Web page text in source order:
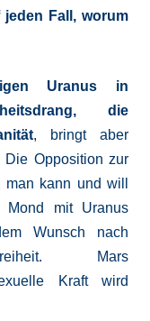
jeden Fall, worum
Uranus in
die
, bringt aber
Die Opposition zur
kann und will
Mond mit Uranus
Wunsch nach
Mars
Kraft wird